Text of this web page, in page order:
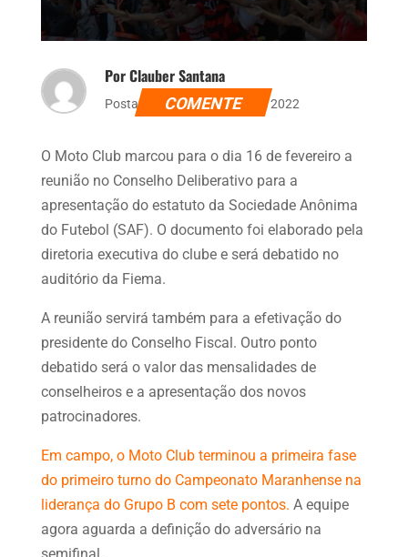
Por Clauber Santana
Postado dia 6 de fevereiro de 2022
COMENTE
O Moto Club marcou para o dia 16 de fevereiro a
reunião no Conselho Deliberativo para a
apresentação do estatuto da Sociedade Anônima
do Futebol (SAF). O documento foi elaborado pela
diretoria executiva do clube e será debatido no
auditório da Fiema.
A reunião servirá também para a efetivação do
presidente do Conselho Fiscal. Outro ponto
debatido será o valor das mensalidades de
conselheiros e a apresentação dos novos
patrocinadores.
Em campo, o Moto Club terminou a primeira fase
do primeiro turno do Campeonato Maranhense na
liderança do Grupo B com sete pontos. A equipe
agora aguarda a definição do adversário na
semifinal.